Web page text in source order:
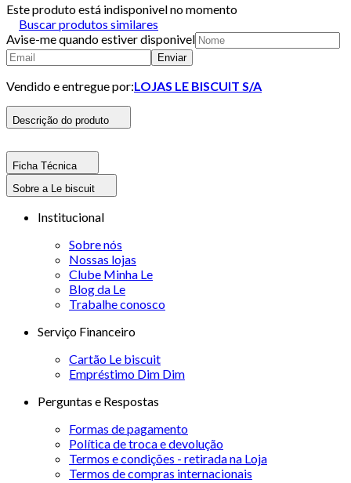
Este produto está indisponivel no momento
Buscar produtos similares
Avise-me quando estiver disponivel
Enviar
Vendido e entregue por:LOJAS LE BISCUIT S/A
Descrição do produto
Ficha Técnica
Sobre a Le biscuit
Institucional
Sobre nós
Nossas lojas
Clube Minha Le
Blog da Le
Trabalhe conosco
Serviço Financeiro
Cartão Le biscuit
Empréstimo Dim Dim
Perguntas e Respostas
Formas de pagamento
Política de troca e devolução
Termos e condições - retirada na Loja
Termos de compras internacionais